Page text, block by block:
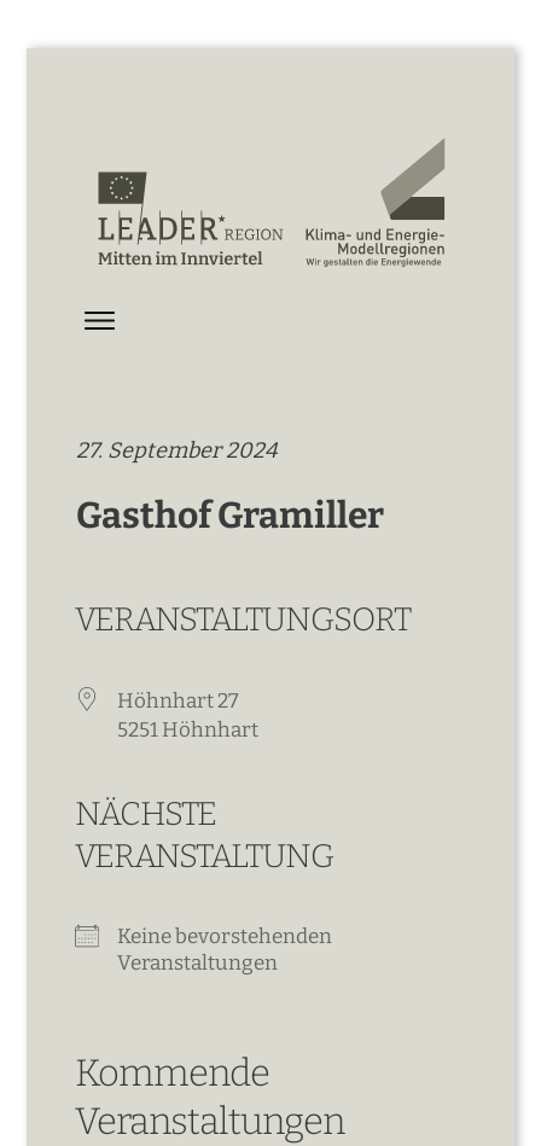
27. September 2024
Gasthof Gramiller
VERANSTALTUNGSORT
Höhnhart 27
5251 Höhnhart
NÄCHSTE
VERANSTALTUNG
Keine bevorstehenden
Veranstaltungen
Kommende
Veranstaltungen